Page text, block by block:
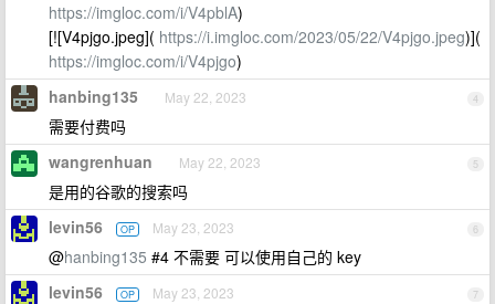
https://imgloc.com/i/V4pblA)
[![V4pjgo.jpeg]( https://i.imgloc.com/2023/05/22/V4pjgo.jpeg)](
https://imgloc.com/i/V4pjgo)
4
hanbing135 May 22, 2023
需要付费吗
5
wangrenhuan May 22, 2023
是用的谷歌的搜索吗
6
levin56 OP May 23, 2023
@hanbing135 #4 不需要 可以使用自己的 key
7
levin56 OP May 23, 2023